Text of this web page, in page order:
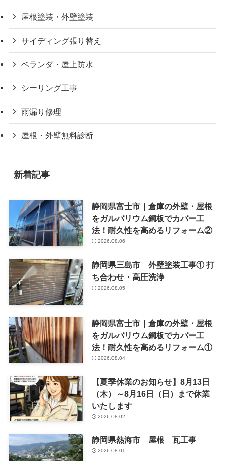
屋根塗装・外壁塗装
サイディング張り替え
ベランダ・屋上防水
シーリング工事
雨漏り修理
屋根・外壁無料診断
新着記事
静岡県富士市｜倉庫の外壁・屋根
をガルバリウム鋼板でカバー工
法！耐久性を高めるリフォーム②
2026.08.06
静岡県三島市 外壁塗装工事① 打
ち合わせ・高圧洗浄
2026.08.05
静岡県富士市｜倉庫の外壁・屋根
をガルバリウム鋼板でカバー工
法！耐久性を高めるリフォーム①
2026.08.04
【夏季休業のお知らせ】8月13日
（木）～8月16日（日）まで休業
いたします
2026.08.02
静岡県熱海市 屋根 瓦工事
2026.08.01